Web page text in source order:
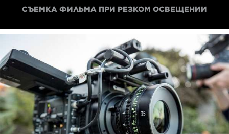
СЪЕМКА ФИЛЬМА ПРИ РЕЗКОМ ОСВЕЩЕНИИ